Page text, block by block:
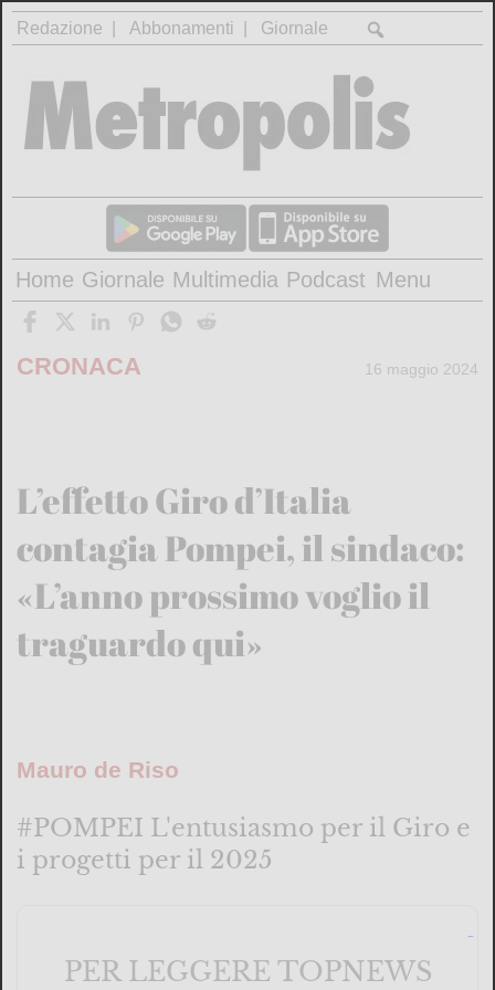
Redazione Abbonamenti Giornale
Home Giornale Multimedia Podcast Menu
CRONACA 16 maggio 2024
L’effetto Giro d’Italia
contagia Pompei, il sindaco:
«L’anno prossimo voglio il
traguardo qui»
Mauro de Riso
#POMPEI L'entusiasmo per il Giro e
i progetti per il 2025
PER LEGGERE TOPNEWS